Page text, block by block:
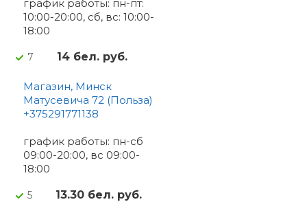
график работы: пн-пт:
10:00-20:00, сб, вс: 10:00-
18:00
7 14 бел. руб.
Магазин, Минск
Матусевича 72 (Польза)
+375291771138
график работы: пн-сб
09:00-20:00, вс 09:00-
18:00
5 13.30 бел. руб.